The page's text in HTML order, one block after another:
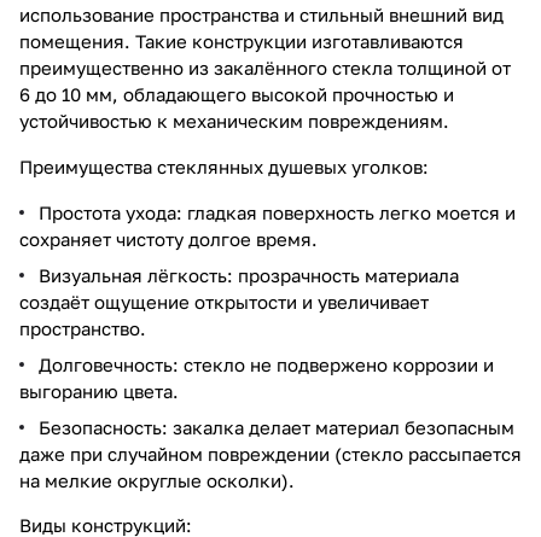
использование пространства и стильный внешний вид
помещения. Такие конструкции изготавливаются
преимущественно из закалённого стекла толщиной от
6 до 10 мм, обладающего высокой прочностью и
устойчивостью к механическим повреждениям.
Преимущества стеклянных душевых уголков:
Простота ухода: гладкая поверхность легко моется и
сохраняет чистоту долгое время.
Визуальная лёгкость: прозрачность материала
создаёт ощущение открытости и увеличивает
пространство.
Долговечность: стекло не подвержено коррозии и
выгоранию цвета.
Безопасность: закалка делает материал безопасным
даже при случайном повреждении (стекло рассыпается
на мелкие округлые осколки).
Виды конструкций: